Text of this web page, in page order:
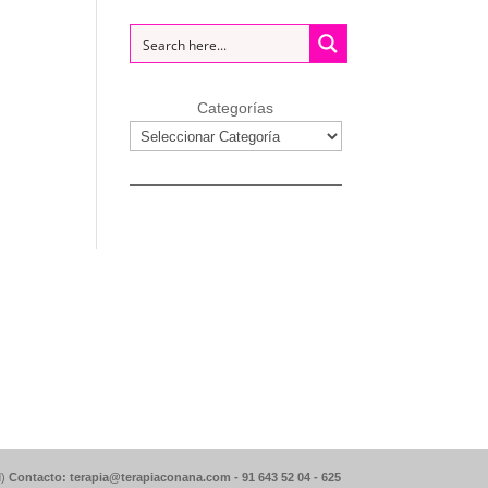
Categorías
Contacto: terapia@terapiaconana.com - 91 643 52 04 - 625